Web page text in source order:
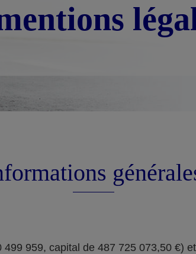
959, capital de 487 725 073,50 €)